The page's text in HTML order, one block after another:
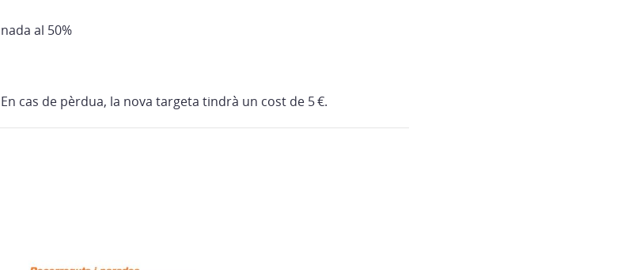
al 50%
cas de pèrdua, la nova targeta tindrà un cost de 5 €.